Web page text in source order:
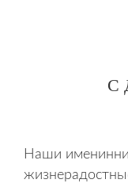
С
Наши